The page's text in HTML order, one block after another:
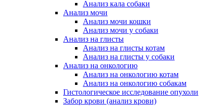
Анализ кала собаки
Анализ мочи
Анализ мочи кошки
Анализ мочи у собаки
Анализ на глисты
Анализ на глисты котам
Анализ на глисты у собаки
Анализ на онкологию
Анализ на онкологию котам
Анализ на онкологию собакам
Гистологическое исследование опухоли
Забор крови (анализ крови)